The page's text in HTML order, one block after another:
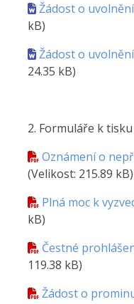
Žádost o
kB)
Žádost o
24.35 kB)
2. Formuláře k tisku
Oznámení o
(Velikost: 215.89 kB)
Plná moc k
kB)
Čestné
119.38 kB)
Žádost o